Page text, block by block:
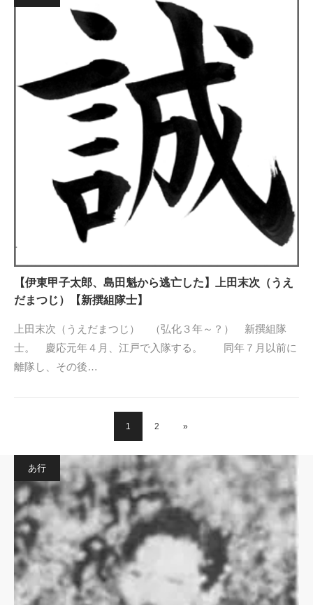
【伊東甲子太郎、島田魁から逃亡した】上田末次（うえ
だまつじ）【新撰組隊士】
上田末次（うえだまつじ） （弘化３年～？） 新撰組隊
士。 慶応元年４月、江戸で入隊する。 同年７月以前に
離隊し、その後…
1 2 »
あ行